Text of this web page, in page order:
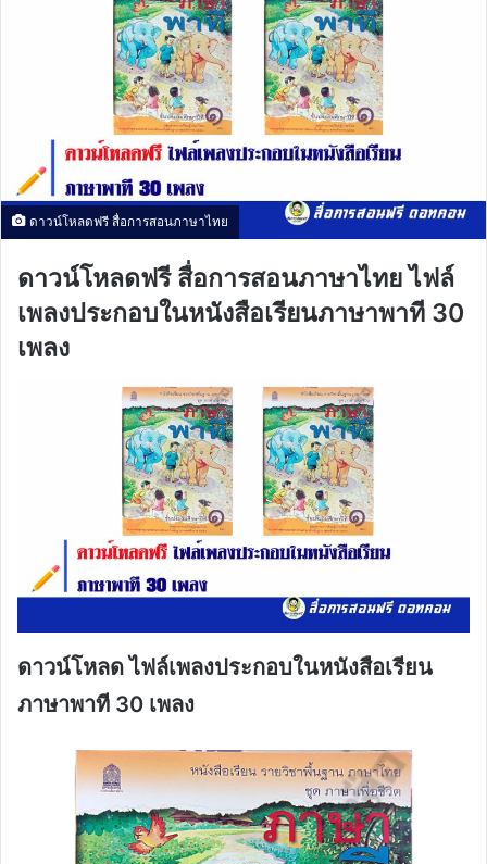
ดาวน์โหลดฟรี สื่อการสอนภาษาไทย
ดาวน์โหลดฟรี สื่อการสอนภาษาไทย ไฟล์
เพลงประกอบในหนังสือเรียนภาษาพาที 30
เพลง
ดาวน์โหลด ไฟล์เพลงประกอบในหนังสือเรียน
ภาษาพาที 30 เพลง